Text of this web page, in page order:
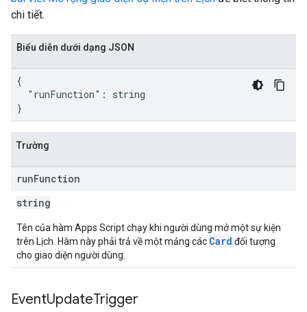
chi tiết.
Biểu diễn dưới dạng JSON
{
  "runFunction": string
}
Trường
runFunction
string
Tên của hàm Apps Script chạy khi người dùng mở một sự kiện
trên Lịch. Hàm này phải trả về một mảng các Card đối tượng
cho giao diện người dùng.
EventUpdateTrigger